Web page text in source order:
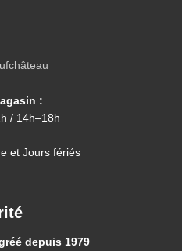
:
/ 14h–18h
et Jours fériés
depuis 1979